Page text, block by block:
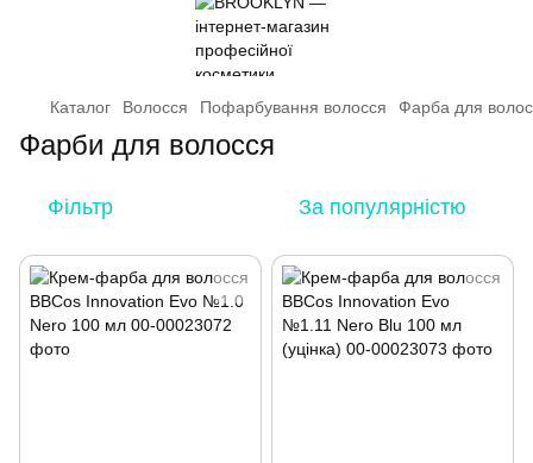
Каталог Волосся Пофарбування волосся Фарба для
Фарби для волосся
Фільтр За популярністю